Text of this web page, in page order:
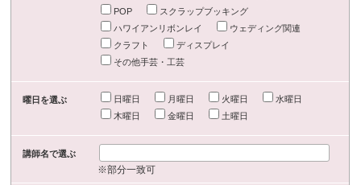
POP
スクラップブッキング
ハワイアンリボンレイ
ウェディング関連
クラフト
ディスプレイ
その他手芸・工芸
曜日を選ぶ 日曜日 月曜日 火曜日
水曜日
木曜日
金曜日 土曜日
講師名で選ぶ
※部分一致可